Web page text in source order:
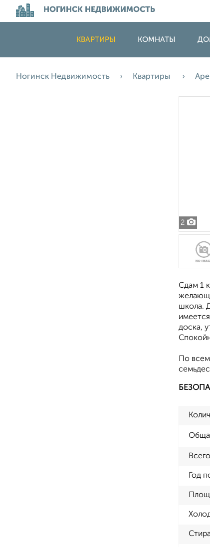
НОГИНСК НЕДВИЖИМОСТЬ
КВАРТИРЫ КОМНАТЫ
Ногинск Недвижимость Квартиры
2
Сдам 1
школа.
доска,
По
Год